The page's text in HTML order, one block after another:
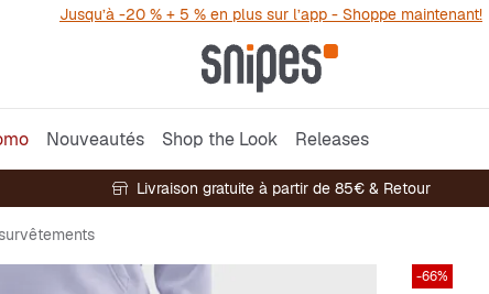
Jusqu’à -20 % + 5 % en plus sur l’app - Shoppe maintenant!
Nouveautés Shop the Look Releases
Livraison gratuite à partir de 85€ & Retour
-66%